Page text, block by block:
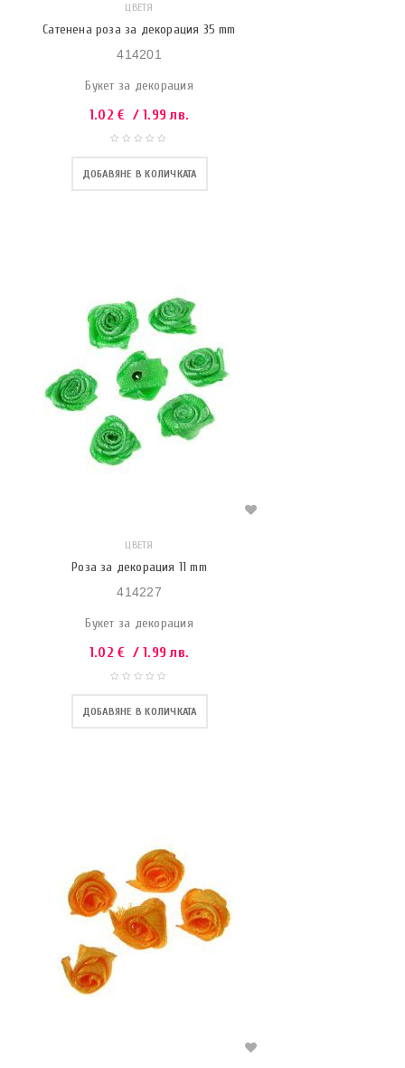
ЦВЕТЯ
Сатенена роза за декорация 35 mm
414201
Букет за декорация
1.02€ / 1.99 лв.
ДОБАВЯНЕ В КОЛИЧКАТА
ЦВЕТЯ
Роза за декорация 11 mm
414227
Букет за декорация
1.02€ / 1.99 лв.
ДОБАВЯНЕ В КОЛИЧКАТА